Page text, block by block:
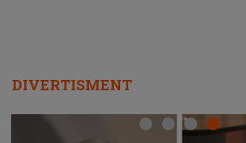
DIVERTISMENT